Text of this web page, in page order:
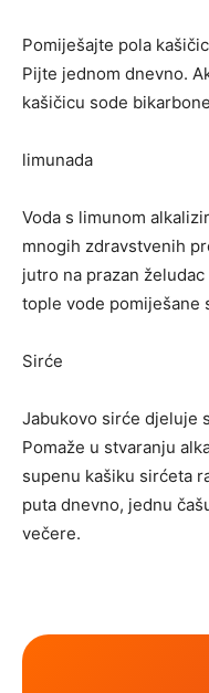
Pomiješajte pola
Pijte jednom dnevno.
kašičicu sode
limunada
Voda s limunom
mnogih zdravstvenih
jutro na prazan
tople vode pomiješane
Sirće
Jabukovo sirće djeluje
Pomaže u stvaranju
supenu kašiku sirćeta
puta dnevno, jednu
večere.